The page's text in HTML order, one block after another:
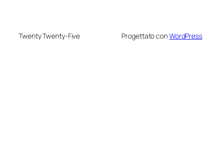
Twenty Twenty-Five Progettato conWordPress